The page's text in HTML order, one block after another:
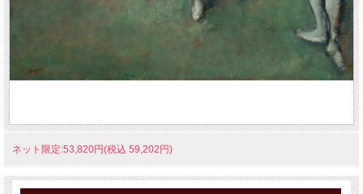
ネット限定:53,820円(税込 59,202円)